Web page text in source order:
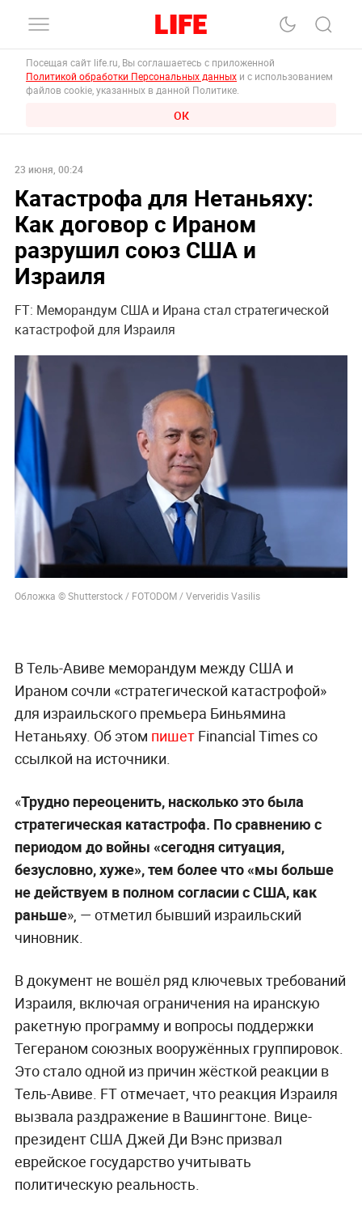
Посещая сайт life.ru, Вы соглашаетесь с приложенной
Политикой обработки Персональных данных и с использованием
файлов cookie, указанных в данной Политике.
ОК
23 июня, 00:24
Катастрофа для Нетаньяху:
Как договор с Ираном
разрушил союз США и
Израиля
FT: Меморандум США и Ирана стал стратегической
катастрофой для Израиля
Обложка © Shutterstock / FOTODOM / Ververidis Vasilis
В Тель-Авиве меморандум между США и
Ираном сочли «стратегической катастрофой»
для израильского премьера Биньямина
Нетаньяху. Об этом пишетFinancial Times со
ссылкой на источники.
«Трудно переоценить, насколько это была
стратегическая катастрофа. По сравнению с
периодом до войны «сегодня ситуация,
безусловно, хуже», тем более что «мы больше
не действуем в полном согласии с США, как
раньше», — отметил бывший израильский
чиновник.
В документ не вошёл ряд ключевых требований
Израиля, включая ограничения на иранскую
ракетную программу и вопросы поддержки
Тегераном союзных вооружённых группировок.
Это стало одной из причин жёсткой реакции в
Тель-Авиве. FT отмечает, что реакция Израиля
вызвала раздражение в Вашингтоне. Вице-
президент США Джей Ди Вэнс призвал
еврейское государство учитывать
политическую реальность.